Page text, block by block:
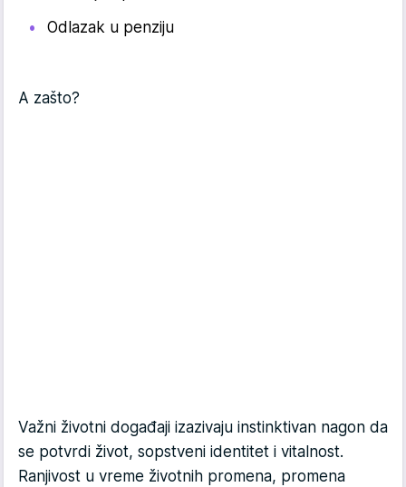
Odlazak u penziju
A zašto?
Važni životni događaji izazivaju instinktivan nagon da
se potvrdi život, sopstveni identitet i vitalnost.
Ranjivost u vreme životnih promena, promena